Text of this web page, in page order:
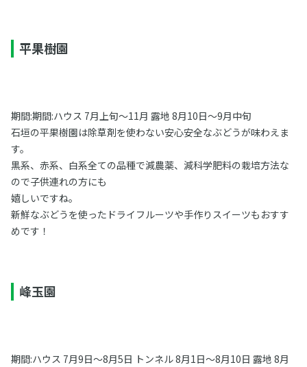
平果樹園
期間:期間:ハウス 7月上旬〜11月 露地 8月10日〜9月中旬
石垣の平果樹園は除草剤を使わない安心安全なぶどうが味わえま
す。
黒系、赤系、白系全ての品種で減農薬、減科学肥料の栽培方法な
ので子供連れの方にも
嬉しいですね。
新鮮なぶどうを使ったドライフルーツや手作りスイーツもおすす
めです！
峰玉園
期間:ハウス 7月9日〜8月5日 トンネル 8月1日〜8月10日 露地 8月